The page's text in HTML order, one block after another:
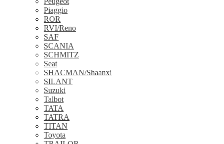
Piaggio
ROR
RVI/Reno
SAF
SCANIA
SCHMITZ
Seat
SHACMAN/Shaanxi
SILANT
Suzuki
Talbot
TATA
TATRA
TITAN
Toyota